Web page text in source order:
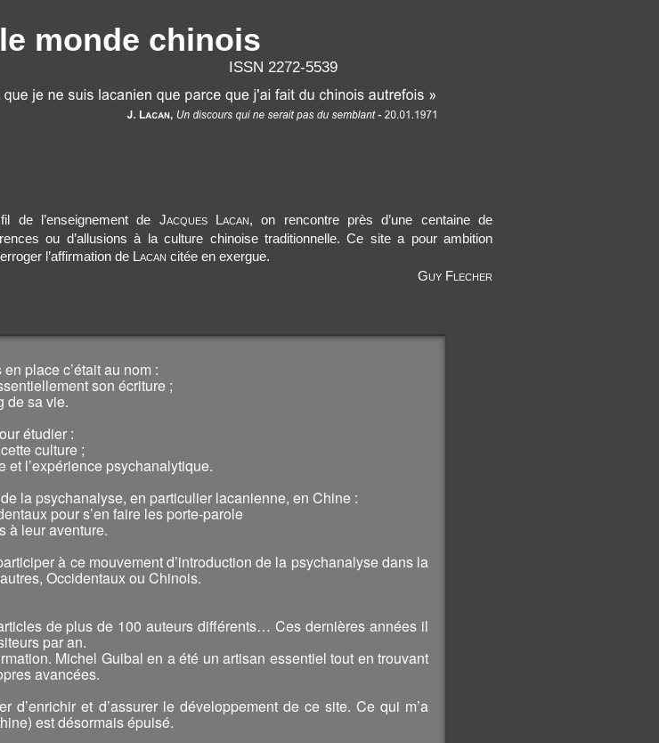
monde chinois
ISSN 2272-5539
de l’enseignement de Jacques Lacan, on rencontre près d’une centaine de
ou d’allusions à la culture chinoise traditionnelle. Ce site a pour ambition
l’affirmation de Lacan citée en exergue.
Guy Flecher
place c’était au nom :
son écriture ;
de sa vie.
étudier :
culture ;
l’expérience psychanalytique.
la psychanalyse, en particulier lacanienne, en Chine :
pour s’en faire les porte-parole
à leur aventure.
à ce mouvement d’introduction de la psychanalyse dans la
Occidentaux ou Chinois.
de plus de 100 auteurs différents… Ces dernières années il
par an.
Michel Guibal en a été un artisan essentiel tout en trouvant
avancées.
d’enrichir et d’assurer le développement de ce site. Ce qui m’a
est désormais épuisé.